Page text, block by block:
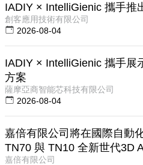
IADIY × IntelliGienic 攜手推
創客應用技術有限公司
2026-08-04
IADIY × IntelliGienic 攜手展
方案
薩摩亞商智能芯科技有限公司
2026-08-04
嘉倍有限公司將在國際自動
TN70 與 TN10 全新世代3D
嘉倍有限公司